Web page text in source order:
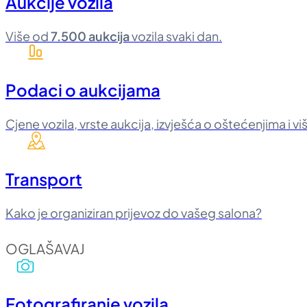
Više od7.500 aukcijavozila svaki dan.
Podaci o aukcijama
Cjene vozila, vrste aukcija, izvješća o oštećenjima i
Transport
Kako je organiziran prijevoz do vašeg salona?
OGLAŠAVAJ